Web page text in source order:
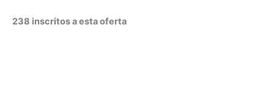
238 inscritos a esta oferta